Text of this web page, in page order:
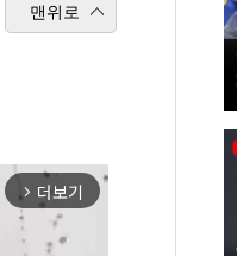
맨위로
arrow_forward_ios 더보기